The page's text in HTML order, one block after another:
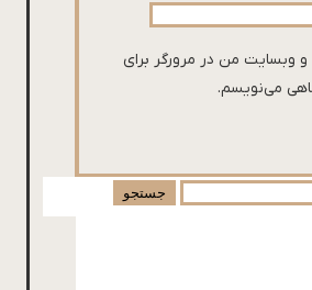
و وبسایت من در مرورگر برای
می‌نویسم.